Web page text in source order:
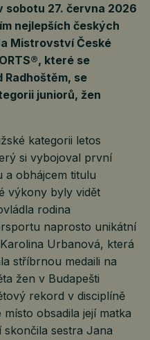
27. června 2026
nejlepších českých
Mistrovství České
které se
se
juniorů, žen
kategorii letos
si vybojoval první
a obhájcem titulu
výkony byly vidět
rodina
naprosto unikátní
Urbanová, která
stříbrnou medaili na
žen v Budapešti
rekord v disciplíně
obsadila její matka
sestra Jana